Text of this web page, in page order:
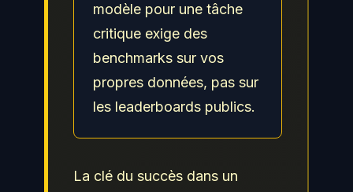
modèle pour une tâche
critique exige des
benchmarks sur vos
propres données, pas sur
les leaderboards publics.
La clé du succès dans un